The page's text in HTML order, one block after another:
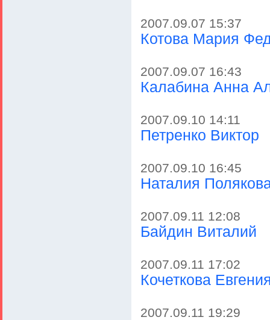
2007.09.07 15:37
Котова Мария
2007.09.07 16:43
Калабина Анна
2007.09.10 14:11
Петренко Виктор
2007.09.10 16:45
Наталия
2007.09.11 12:08
Байдин Виталий
2007.09.11 17:02
Кочеткова
2007.09.11 19:29